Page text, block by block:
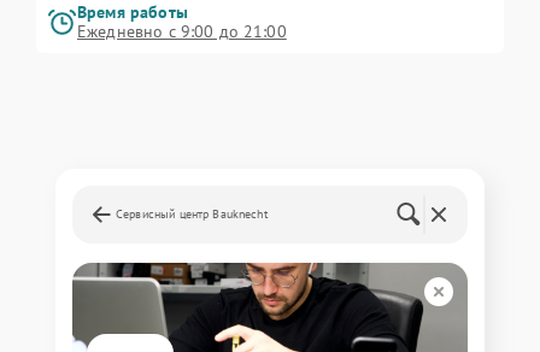
Время работы
Ежедневно с 9:00 до 21:00
Сервисный центр Bauknecht